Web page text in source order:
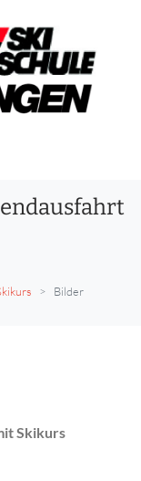
Bilder
Skikurs